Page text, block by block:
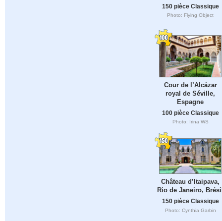
150 pièce Classique
Photo: Flying Object
Cour de l’Alcázar
royal de Séville,
Espagne
100 pièce Classique
Photo: Irina WS
Château d’Itaipava,
Rio de Janeiro,
150 pièce Classique
Photo: Cynthia Garbin